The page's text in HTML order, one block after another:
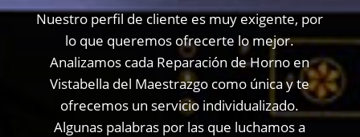
Nuestro perfil de cliente es muy exigente, por
lo que queremos ofrecerte lo mejor.
Analizamos cada Reparación de Horno en
Vistabella del Maestrazgo como única y te
ofrecemos un servicio individualizado.
Algunas palabras por las que luchamos a